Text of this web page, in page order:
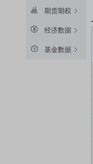
期货期权
经济数据
基金数据